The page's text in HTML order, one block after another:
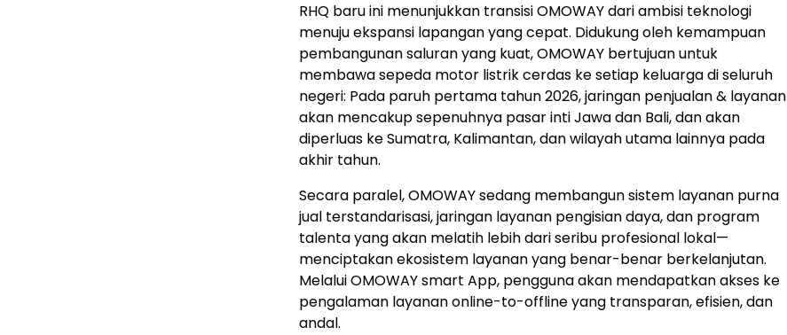
RHQ baru ini menunjukkan transisi OMOWAY dari ambisi teknologi
menuju ekspansi lapangan yang cepat. Didukung oleh kemampuan
pembangunan saluran yang kuat, OMOWAY bertujuan untuk
membawa sepeda motor listrik cerdas ke setiap keluarga di seluruh
negeri: Pada paruh pertama tahun 2026, jaringan penjualan & layanan
akan mencakup sepenuhnya pasar inti Jawa dan Bali, dan akan
diperluas keSumatra, Kalimantan, dan wilayah utama lainnya pada
akhir tahun.
Secara paralel, OMOWAY sedang membangun sistem layanan purna
jual terstandarisasi, jaringan layanan pengisian daya, dan program
talenta yang akan melatih lebih dari seribu profesional lokal—
menciptakan ekosistem layanan yang benar-benar berkelanjutan.
Melalui OMOWAY smart App, pengguna akan mendapatkan akses ke
pengalaman layanan online-to-offline yang transparan, efisien, dan
andal.